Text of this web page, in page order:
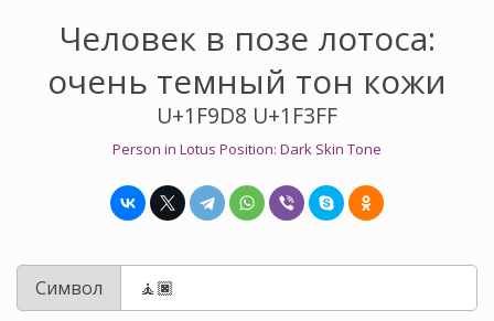
Человек в позе лотоса:
очень темный тон кожи
U+1F9D8 U+1F3FF
Person in Lotus Position: Dark Skin Tone
Символ